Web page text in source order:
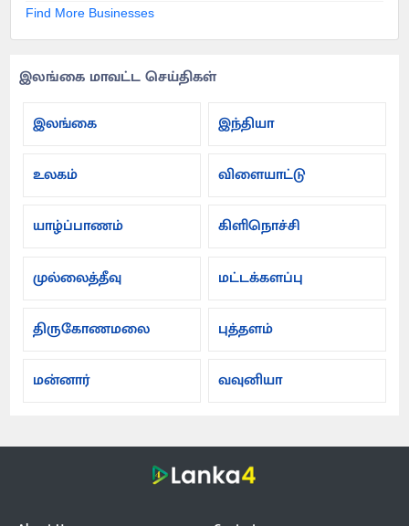
Find More Businesses
இலங்கை மாவட்ட செய்திகள்
இலங்கை
இந்தியா
உலகம் விளையாட்டு
யாழ்ப்பாணம் கிளிநொச்சி
முல்லைத்தீவு மட்டக்களப்பு
திருகோணமலை புத்தளம்
மன்னார் வவுனியா